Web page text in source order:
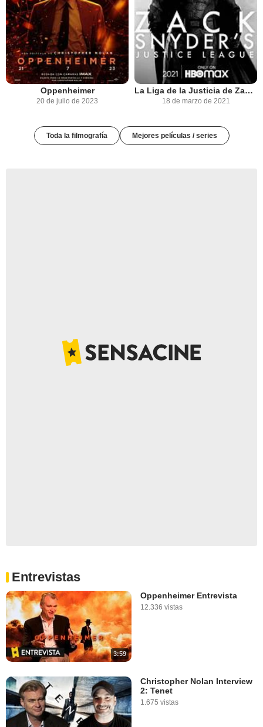
Oppenheimer
20 de julio de 2023
La Liga de la Justicia de Zack Snyder
18 de marzo de 2021
Toda la filmografía Mejores películas / series
Entrevistas
3:59
Oppenheimer Entrevista
12.336 vistas
Christopher Nolan Interview
2: Tenet
1.675 vistas